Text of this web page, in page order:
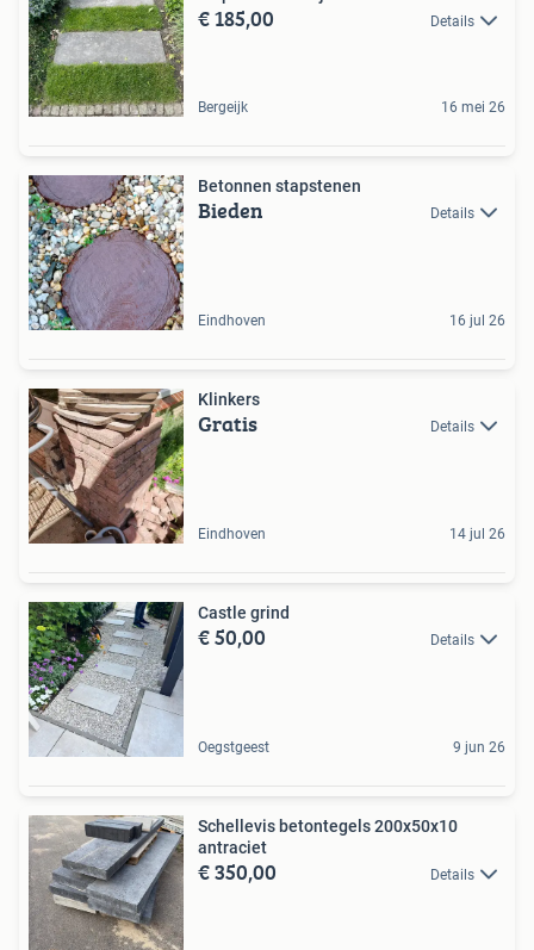
€ 185,00 Details
Bergeijk 16 mei 26
Betonnen stapstenen
Bieden Details
Eindhoven 16 jul 26
Klinkers
Gratis Details
Eindhoven 14 jul 26
Castle grind
€ 50,00 Details
Oegstgeest 9 jun 26
Schellevis betontegels 200x50x10
antraciet
€ 350,00 Details